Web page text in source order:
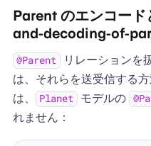
Parent のエンコー
and-decoding-of-
@Parent
リレーションを
は、それらを送受信する
は、
Planet モデルの
れません：